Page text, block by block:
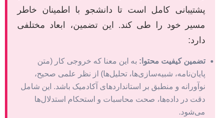
پشتیبانی کامل است تا دانشجو با اطمینان خاطر
مسیر خود را طی کند. این تضمین، ابعاد مختلفی
دارد:
تضمین کیفیت محتوا: به این معنا که خروجی کار (متن
پایان‌نامه، شبیه‌سازی‌ها، تحلیل‌ها) از نظر علمی صحیح،
نوآورانه و منطبق بر استانداردهای آکادمیک باشد. این شامل
دقت در داده‌ها، صحت محاسبات و استحکام استدلال‌ها
می‌شود.